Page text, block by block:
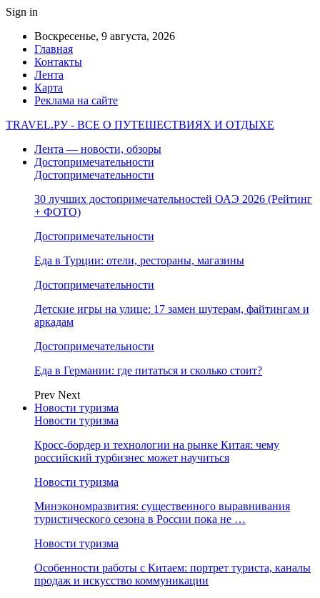
Sign in
Воскресенье, 9 августа, 2026
Главная
Контакты
Лента
Карта
Реклама на сайте
TRAVEL.РУ - ВСЕ О ПУТЕШЕСТВИЯХ И ОТДЫХЕ
Лента — новости, обзоры
Достопримечательности
Достопримечательности
30 лучших достопримечательностей ОАЭ 2026 (Рейтинг
+ ФОТО)
Достопримечательности
Еда в Турции: отели, рестораны, магазины
Достопримечательности
Детские игры на улице: 17 замен шутерам, файтингам и
аркадам
Достопримечательности
Еда в Германии: где питаться и сколько стоит?
Prev Next
Новости туризма
Новости туризма
Кросс-бордер и технологии на рынке Китая: чему
российский турбизнес может научиться
Новости туризма
Минэкономразвития: существенного выравнивания
туристического сезона в России пока не …
Новости туризма
Особенности работы с Китаем: портрет туриста, каналы
продаж и искусство коммуникации